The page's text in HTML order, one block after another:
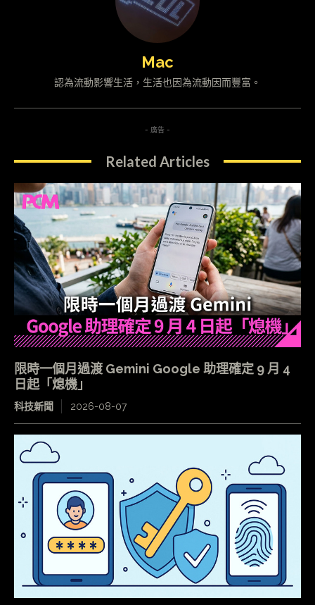
Mac
認為流動影響生活，生活也因為流動因而豐富。
- 廣告 -
Related Articles
限時一個月過渡 Gemini Google 助理確定 9 月 4
日起「熄機」
科技新聞 2026-08-07